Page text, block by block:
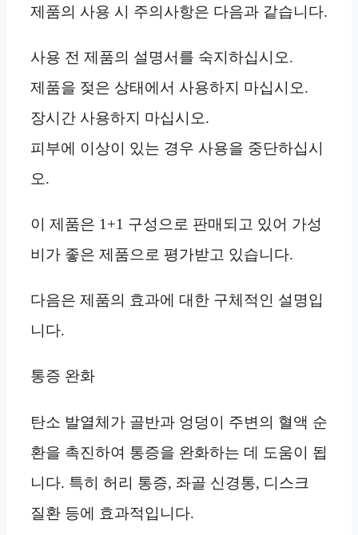
제품의 사용 시 주의사항은 다음과 같습니다.
사용 전 제품의 설명서를 숙지하십시오.
제품을 젖은 상태에서 사용하지 마십시오.
장시간 사용하지 마십시오.
피부에 이상이 있는 경우 사용을 중단하십시
오.
이 제품은 1+1 구성으로 판매되고 있어 가성
비가 좋은 제품으로 평가받고 있습니다.
다음은 제품의 효과에 대한 구체적인 설명입
니다.
통증 완화
탄소 발열체가 골반과 엉덩이 주변의 혈액 순
환을 촉진하여 통증을 완화하는 데 도움이 됩
니다. 특히 허리 통증, 좌골 신경통, 디스크
질환 등에 효과적입니다.